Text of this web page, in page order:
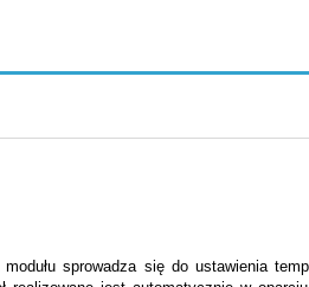
modułu sprowadza się do ustawienia